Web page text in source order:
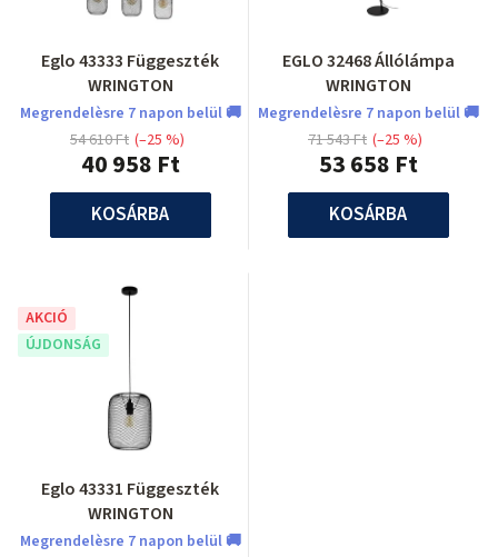
Eglo 43333 Függeszték
WRINGTON
Megrendelèsre 7 napon belül 🚚
40 958 Ft
54 610 Ft (–25 %)
KOSÁRBA
EGLO 32468 Állólámpa
WRINGTON
Megrendelèsre 7 napon belül 🚚
53 658 Ft
71 543 Ft (–25 %)
KOSÁRBA
AKCIÓ
ÚJDONSÁG
Eglo 43331 Függeszték
WRINGTON
Megrendelèsre 7 napon belül 🚚